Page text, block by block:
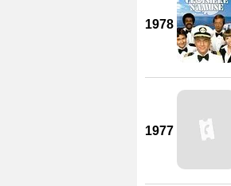
1978
1977